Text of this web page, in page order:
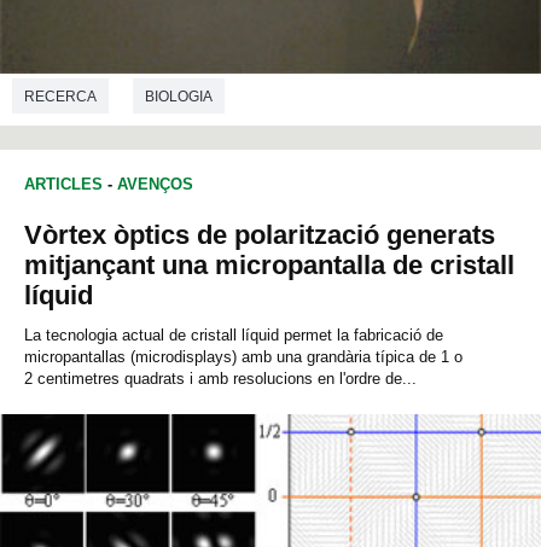
RECERCA BIOLOGIA
ARTICLES - AVENÇOS
Vòrtex òptics de polarització generats
mitjançant una micropantalla de cristall
líquid
La tecnologia actual de cristall líquid permet la fabricació de
micropantallas (microdisplays) amb una grandària típica de 1 o
2 centimetres quadrats i amb resolucions en l'ordre de...